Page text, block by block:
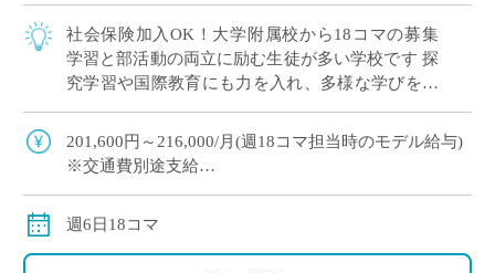
社会保険加入OK！大学附属校から18コマの募集
学習と部活動の両立に励む生徒が多い学校です 探
究学習や国際教育にも力を入れ、多様な学びを大
たい” &# […]
201,600円～216,000/月(週18コマ担当時のモデル給与)
※交通費別途支給
週6日18コマ